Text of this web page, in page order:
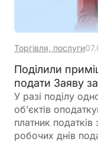
Торгівля, послуги
Поділили
подати Заяву
У разі поділу
об’єктів
платник
робочих днів